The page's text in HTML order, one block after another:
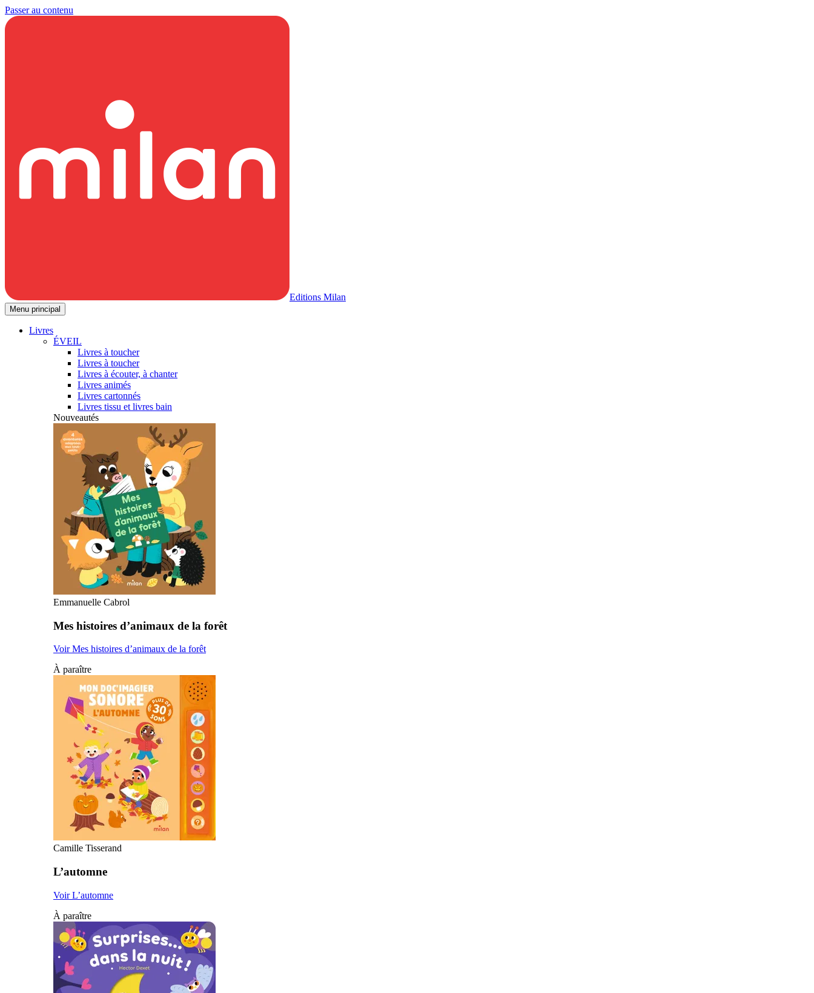
Passer au contenu
Editions Milan
Menu principal
Livres
ÉVEIL
Livres à toucher
Livres à toucher
Livres à écouter, à chanter
Livres animés
Livres cartonnés
Livres tissu et livres bain
Nouveautés
Emmanuelle Cabrol
Mes histoires d’animaux de la forêt
Voir Mes histoires d’animaux de la forêt
À paraître
Camille Tisserand
L’automne
Voir L’automne
À paraître